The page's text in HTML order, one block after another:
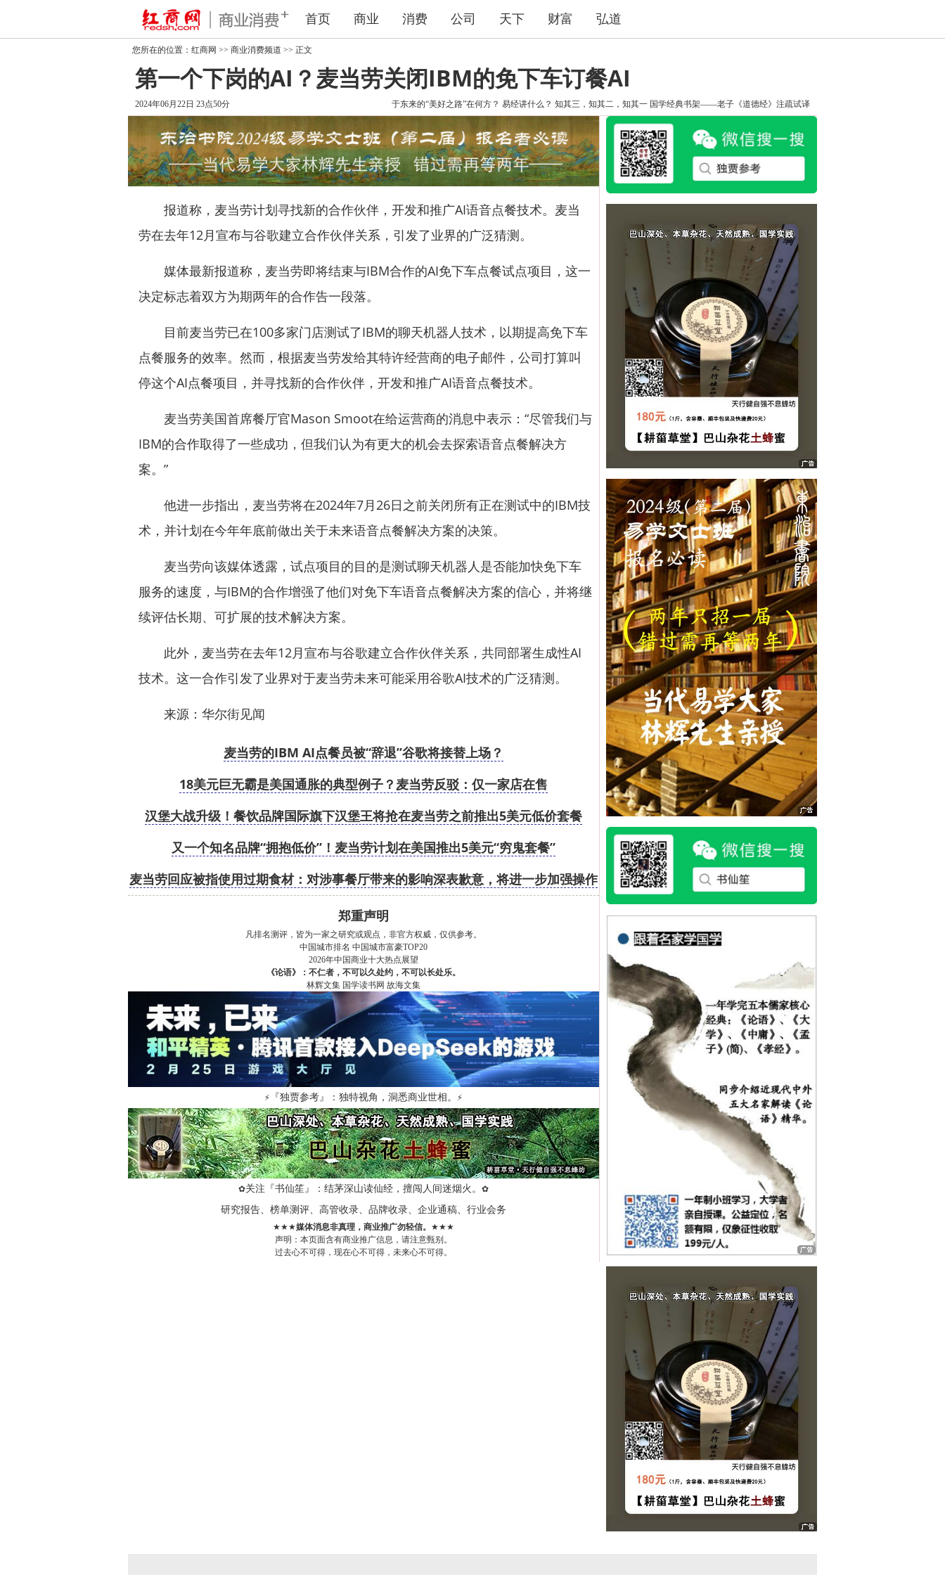
首页 商业 消费 公司 天下 财富 弘道
您所在的位置： 红商网 >> 商业消费频道 >> 正文
第一个下岗的AI？麦当劳关闭IBM的免下车订餐AI
2024年06月22日 23点50分 于东来的“美好之路”在何方？ 易经讲什么？ 知其三，知其二，知其一 国学经典书架——老子《道德经》注疏试译
报道称，麦当劳计划寻找新的合作伙伴，开发和推广AI语音点餐技术。麦当
劳在去年12月宣布与谷歌建立合作伙伴关系，引发了业界的广泛猜测。
媒体最新报道称，麦当劳即将结束与IBM合作的AI免下车点餐试点项目，这一
决定标志着双方为期两年的合作告一段落。
目前麦当劳已在100多家门店测试了IBM的聊天机器人技术，以期提高免下车
点餐服务的效率。然而，根据麦当劳发给其特许经营商的电子邮件，公司打算叫
停这个AI点餐项目，并寻找新的合作伙伴，开发和推广AI语音点餐技术。
麦当劳美国首席餐厅官Mason Smoot在给运营商的消息中表示：“尽管我们与
IBM的合作取得了一些成功，但我们认为有更大的机会去探索语音点餐解决方
案。”
他进一步指出，麦当劳将在2024年7月26日之前关闭所有正在测试中的IBM技
术，并计划在今年年底前做出关于未来语音点餐解决方案的决策。
麦当劳向该媒体透露，试点项目的目的是测试聊天机器人是否能加快免下车
服务的速度，与IBM的合作增强了他们对免下车语音点餐解决方案的信心，并将继
续评估长期、可扩展的技术解决方案。
此外，麦当劳在去年12月宣布与谷歌建立合作伙伴关系，共同部署生成性AI
技术。这一合作引发了业界对于麦当劳未来可能采用谷歌AI技术的广泛猜测。
来源：华尔街见闻
麦当劳的IBM AI点餐员被“辞退”谷歌将接替上场？
18美元巨无霸是美国通胀的典型例子？麦当劳反驳：仅一家店在售
汉堡大战升级！餐饮品牌国际旗下汉堡王将抢在麦当劳之前推出5美元低价套餐
又一个知名品牌“拥抱低价”！麦当劳计划在美国推出5美元“穷鬼套餐”
麦当劳回应被指使用过期食材：对涉事餐厅带来的影响深表歉意，将进一步加强操作
规范落实执行
郑重声明
凡排名测评，皆为一家之研究或观点，非官方权威，仅供参考。
中国城市排名 中国城市富豪TOP20
2026年中国商业十大热点展望
《论语》：不仁者，不可以久处约，不可以长处乐。
林辉文集 国学读书网 故海文集
⚡ 『独贾参考』：独特视角，洞悉商业世相。 ⚡
✿关注『书仙笙』：结茅深山读仙经，擅闯人间迷烟火。 ✿
研究报告、榜单测评、高管收录、品牌收录、企业通稿、行业会务
★★★媒体消息非真理，商业推广勿轻信。 ★★★
声明：本页面含有商业推广信息，请注意甄别。
过去心不可得，现在心不可得，未来心不可得。